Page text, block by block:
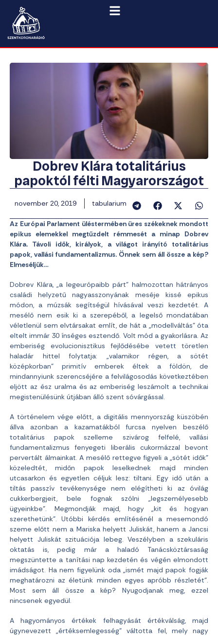
Dobrev Klára totalitárius
papoktól félti Magyarországot
november 20, 2019 tabularium
Az Európai Parlament üléstermében üres székeknek mondott
epikus elemekkel megtűzdelt rémmesét a minap Dobrev
Klára. Távoli idők, királyok, a világot irányító totalitárius
papok, vallási fundamentalizmus. Önnek sem áll össze a kép?
Elmeséljük…
Dobrev Klára, „a legeurópaibb párt” halmozottan hátrányos
családi helyzetű nagyasszonyának meséje kissé epikus
módon, a múzsák segítségül hívásával veszi kezdetét. A
mesélő nem esik ki a szerepéből, a legelső mondatában
véletlenül sem elvtársakat említ, de hát a „modellváltás” óta
eltelt immár 30 ínséges esztendő. Volt mód a gyakorlásra. Az
emberiség evolucionisztikus fejlődésébe vetett töretlen
haladár hittel folytatja: „valamikor régen, a sötét
középkorban” primitív emberek éltek a földön, de
mindannyiunk szerencséjére a felvilágosodás következtében
eljött az ész uralma és az emberiség leszámolt a technikai
megistenülésünk útjában álló szent sóvárgással.
A történelem vége előtt, a digitális mennyország küszöbén
állva azonban a kazamatákból furcsa nyelven beszélő
totalitárius papok szelleme szivárog felfelé, vallási
fundamentalizmus fenyegeti liberális cukormázzal bevont
pervertált álmainkat. A mesélő rettegve figyeli a „sötét idők”
közeledtét, midőn papok leselkednek majd minden
utcasarkon és egyetlen céljuk lesz: tiltani. Egy idő után a
tiltás passzív tevékenysége nem elégítheti ki az óvilág
cukkerbergjeit, bele fognak szólni „legszemélyesebb
ügyeinkbe”. Megmondják majd, hogy „kit és hogyan
szerethetünk”. Utóbbi kérdés említésénél a mesemondó
szeme előtt nem a Mariska helyett Juliskát, hanem a Jancsi
helyett Juliskát szituációja lebeg. Veszélyben a szekuláris
oktatás is, pedig már a haladó Tanácsköztársaság
megszüntette a tanítási nap kezdetén és végén elmondott
imádságot. Ha nem figyelünk oda „ismét majd papok fogják
meghatározni az életünk minden egyes apróbb részletét”.
Most sem áll össze a kép? Nyugodjanak meg, ezzel
nincsenek egyedül.
A hagyományos értékek felhagyását értékválság, majd
úgynevezett „értéksemlegesség” váltotta fel, mely nagy